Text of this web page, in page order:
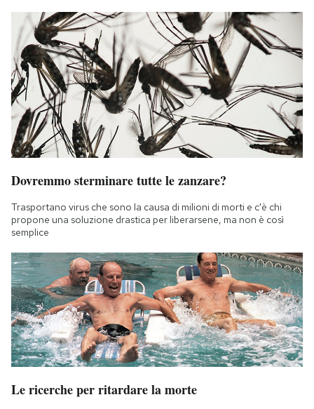
Esci
Dovremmo sterminare tutte le zanzare?
Trasportano virus che sono la causa di milioni di morti e c'è chi
propone una soluzione drastica per liberarsene, ma non è così
semplice
Le ricerche per ritardare la morte